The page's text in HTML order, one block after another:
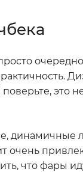
это
динамичные
очень
что фары